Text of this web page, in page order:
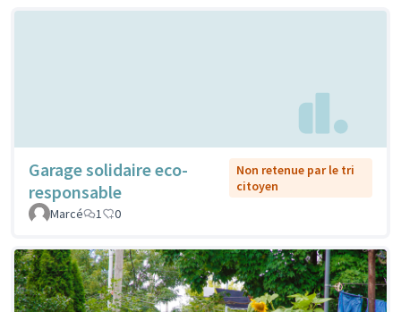
Garage solidaire eco-
responsable
Non retenue par le tri
citoyen
Marcé
1 0